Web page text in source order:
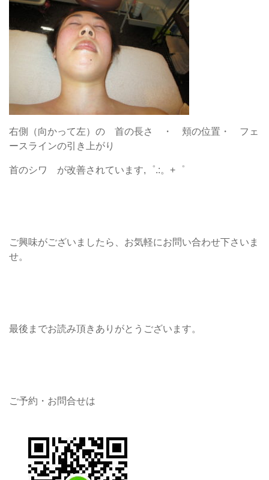
右側（向かって左）の 首の長さ ・ 頬の位置・ フェ
ースラインの引き上がり
首のシワ が改善されています,゜.:。+゜
ご興味がございましたら、お気軽にお問い合わせ下さいま
せ。
最後までお読み頂きありがとうございます。
ご予約・お問合せは